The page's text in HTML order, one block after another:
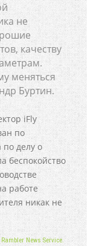
не
качеству
меняться
Буртин.
iFly
по
делу о
беспокойство
работе
никак не
Rambler News Service.